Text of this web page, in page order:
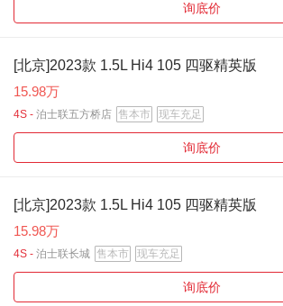
询底价
[北京]2023款 1.5L Hi4 105 四驱精英版
15.98万
4S - 泊士联五方桥店 售本市 现车充足
询底价
[北京]2023款 1.5L Hi4 105 四驱精英版
15.98万
4S - 泊士联长城 售本市 现车充足
询底价